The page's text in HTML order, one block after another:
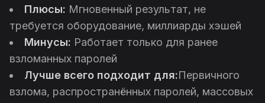
Плюсы: Мгновенный результат, не
требуется оборудование, миллиарды хэшей
Минусы: Работает только для ранее
взломанных паролей
Лучше всего подходит для:Первичного
взлома, распространённых паролей, массовых